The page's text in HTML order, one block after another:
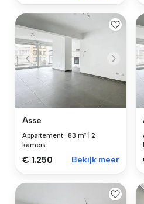
Asse
Appartement |83 m²
2
kamers
€ 1.250 Bekijk meer